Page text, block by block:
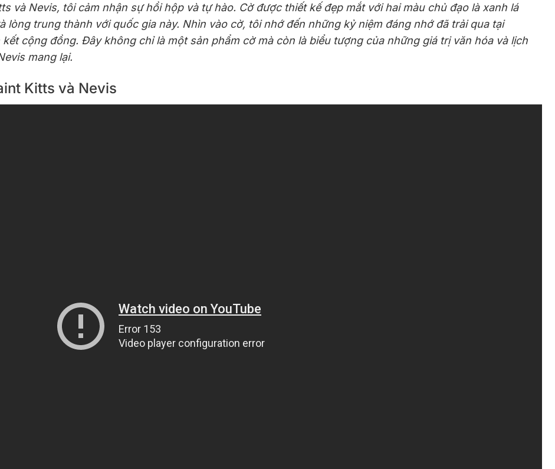
và Nevis, tôi cảm nhận sự hồi hộp và tự hào. Cờ được thiết kế đẹp mắt với hai màu chủ đạo là xanh lá
lòng trung thành với quốc gia này. Nhìn vào cờ, tôi nhớ đến những kỷ niệm đáng nhớ đã trải qua tại
cộng đồng. Đây không chỉ là một sản phẩm cờ mà còn là biểu tượng của những giá trị văn hóa và lịch
mang lại.
Kitts và Nevis